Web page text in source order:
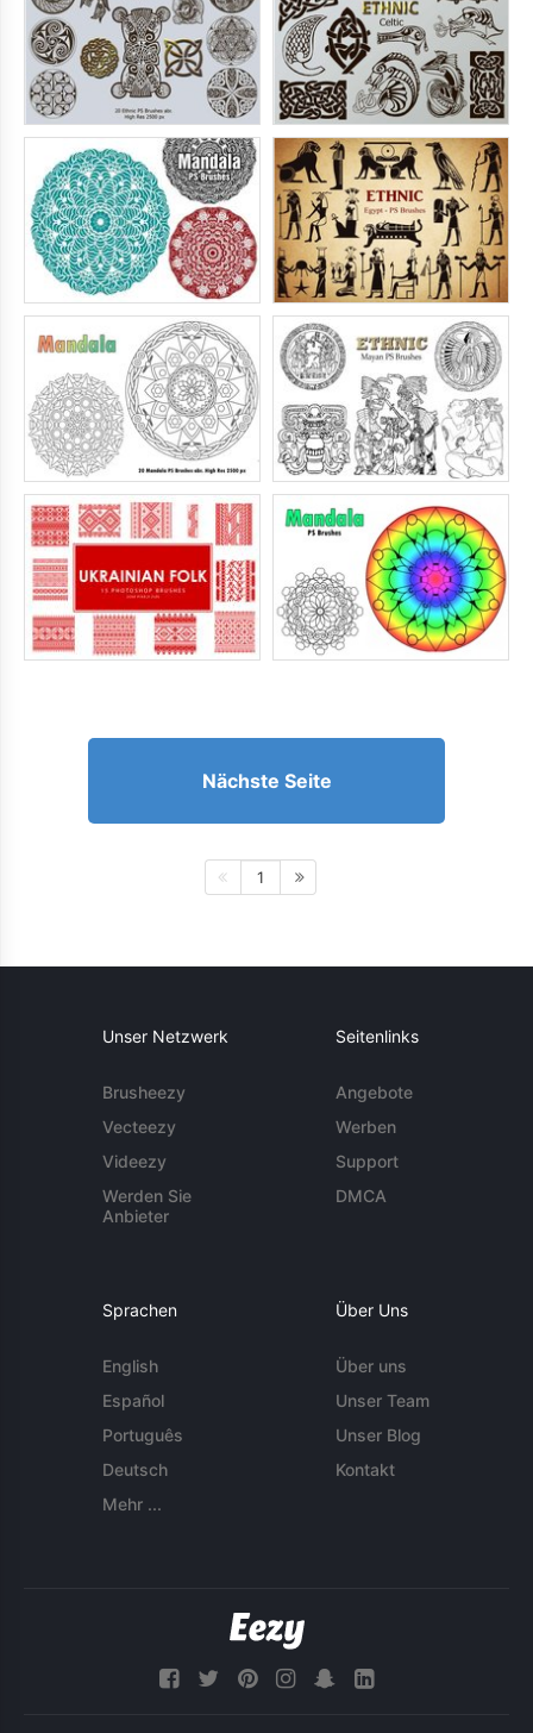
Nächste Seite
1
Unser Netzwerk
Brusheezy
Vecteezy
Videezy
Werden Sie
Anbieter
Seitenlinks
Angebote
Werben
Support
DMCA
Sprachen
English
Español
Português
Deutsch
Mehr ...
Über Uns
Über uns
Unser Team
Unser Blog
Kontakt